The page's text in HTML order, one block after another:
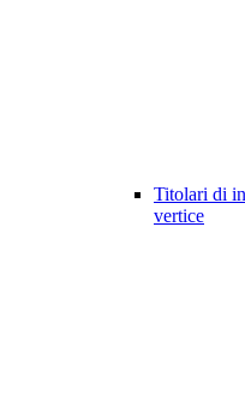
Titolari di
vertice